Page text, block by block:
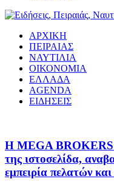
ΑΡΧΙΚΗ
ΠΕΙΡΑΙΑΣ
ΝΑΥΤΙΛΙΑ
ΟΙΚΟΝΟΜΙΑ
ΕΛΛΑΔΑ
AGENDA
ΕΙΔΗΣΕΙΣ
Η MEGA BROKERS
της ιστοσελίδα,
εμπειρία πελατών